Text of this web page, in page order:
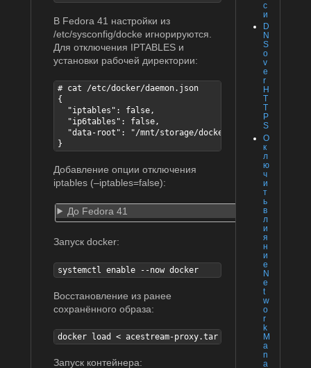
с
и
D
N
S
o
v
e
r
H
T
T
P
S
О
к
л
ю
ч
и
т
ь
в
л
и
я
н
и
е
N
e
t
w
o
r
k
M
a
n
a
В Fedora 41 настройки из
/etc/sysconfig/docke игнорируются.
Для отключения IPTABLES и
установки рабочей директории:
# cat /etc/docker/daemon.json
{
  "iptables": false,
  "ip6tables": false,
  "data-root": "/mnt/storage/docker"
}
Добавление опции отключения
iptables (–iptables=false):
До Fedora 41
Запуск docker:
systemctl enable --now docker
Восстановление из ранее
сохранённого образа:
docker load < acestream-proxy.tar
Запуск контейнера: